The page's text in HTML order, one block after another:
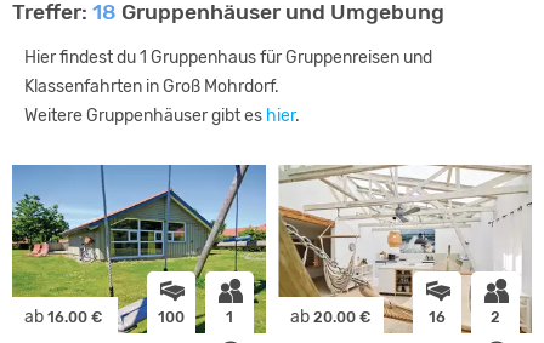
Treffer: 18 Gruppenhäuser und Umgebung
Hier findest du 1 Gruppenhaus für Gruppenreisen und
Klassenfahrten in Groß Mohrdorf.
Weitere Gruppenhäuser gibt es hier.
ab 16.00 € 100 1 ab 20.00 € 16 2